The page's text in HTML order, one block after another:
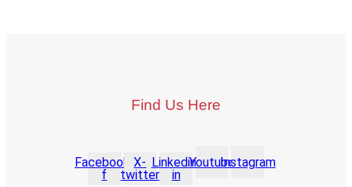
Find Us Here
Facebook-
f
X-
twitter
Linkedin-
in
YoutubeInstagram